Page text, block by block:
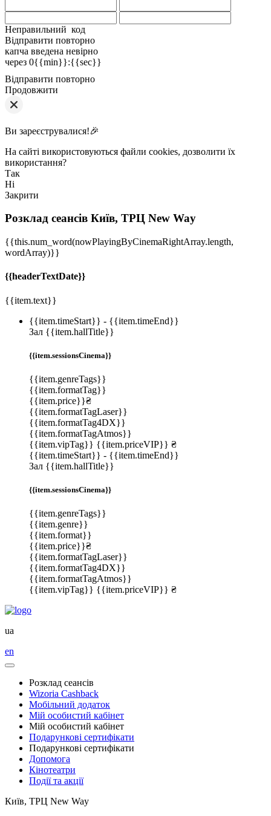
Неправильний код
Відправити повторно
капча введена невірно
через 0{{min}}:{{sec}}
Відправити повторно
Продовжити
Ви зареєструвалися!🎉
На сайті використовуються файли cookies, дозволити їх
використання?
Так
Ні
Закрити
Розклад сеансів Київ, ТРЦ New Way
{{this.num_word(nowPlayingByCinemaRightArray.length,
wordArray)}}
{{headerTextDate}}
{{item.text}}
{{item.timeStart}} - {{item.timeEnd}}
Зал {{item.hallTitle}}
{{item.sessionsCinema}}
{{item.genreTags}}
{{item.formatTag}}
{{item.price}}₴
{{item.formatTagLaser}}
{{item.formatTag4DX}}
{{item.formatTagAtmos}}
{{item.vipTag}} {{item.priceVIP}} ₴
{{item.timeStart}} - {{item.timeEnd}}
Зал {{item.hallTitle}}
{{item.sessionsCinema}}
{{item.genreTags}}
{{item.genre}}
{{item.format}}
{{item.price}}₴
{{item.formatTagLaser}}
{{item.formatTag4DX}}
{{item.formatTagAtmos}}
{{item.vipTag}} {{item.priceVIP}} ₴
ua
en
Розклад сеансів
Wizoria Cashback
Мобільний додаток
Мій особистий кабінет
Мій особистий кабінет
Подарункові сертифікати
Подарункові сертифікати
Допомога
Кінотеатри
Події та акції
Київ, ТРЦ New Way